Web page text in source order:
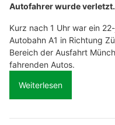
Autofahrer wurde verletzt.
Kurz nach 1 Uhr war ein
Autobahn A1 in Richtung
Bereich der Ausfahrt
fahrenden Autos.
Weiterlesen